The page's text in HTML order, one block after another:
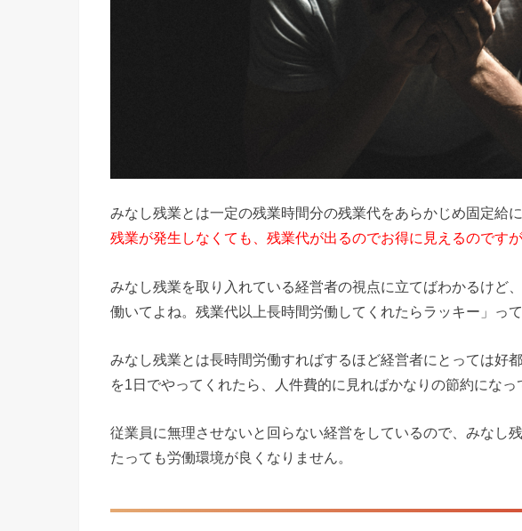
みなし残業とは一定の残業時間分の残業代をあらかじめ固定給
残業が発生しなくても、残業代が出るのでお得に見えるのです
みなし残業を取り入れている経営者の視点に立てばわかるけど
働いてよね。残業代以上長時間労働してくれたらラッキー」って
みなし残業とは長時間労働すればするほど経営者にとっては好
を1日でやってくれたら、人件費的に見ればかなりの節約になっ
従業員に無理させないと回らない経営をしているので、みなし
たっても労働環境が良くなりません。